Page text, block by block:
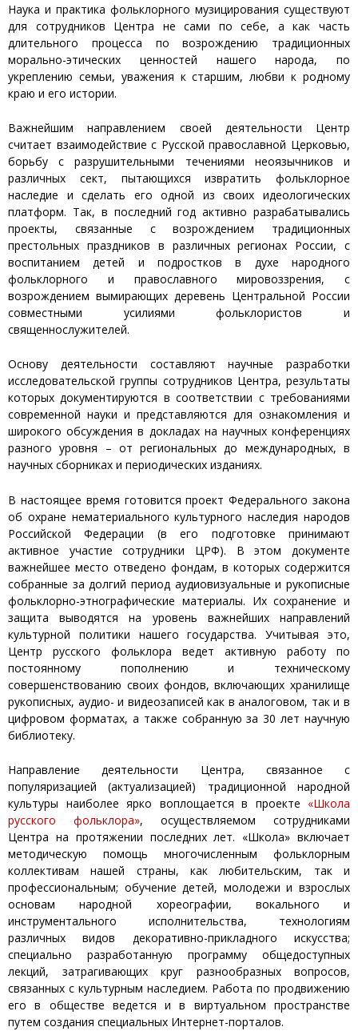
Наука и практика фольклорного музицирования существуют
для сотрудников Центра не сами по себе, а как часть
длительного процесса по возрождению традиционных
морально-этических ценностей нашего народа, по
укреплению семьи, уважения к старшим, любви к родному
краю и его истории.
Важнейшим направлением своей деятельности Центр
считает взаимодействие с Русской православной Церковью,
борьбу с разрушительными течениями неоязычников и
различных сект, пытающихся извратить фольклорное
наследие и сделать его одной из своих идеологических
платформ. Так, в последний год активно разрабатывались
проекты, связанные с возрождением традиционных
престольных праздников в различных регионах России, с
воспитанием детей и подростков в духе народного
фольклорного и православного мировоззрения, с
возрождением вымирающих деревень Центральной России
совместными усилиями фольклористов и
священнослужителей.
Основу деятельности составляют научные разработки
исследовательской группы сотрудников Центра, результаты
которых документируются в соответствии с требованиями
современной науки и представляются для ознакомления и
широкого обсуждения в докладах на научных конференциях
разного уровня – от региональных до международных, в
научных сборниках и периодических изданиях.
В настоящее время готовится проект Федерального закона
об охране нематериального культурного наследия народов
Российской Федерации (в его подготовке принимают
активное участие сотрудники ЦРФ). В этом документе
важнейшее место отведено фондам, в которых содержится
собранные за долгий период аудиовизуальные и рукописные
фольклорно-этнографические материалы. Их сохранение и
защита выводятся на уровень важнейших направлений
культурной политики нашего государства. Учитывая это,
Центр русского фольклора ведет активную работу по
постоянному пополнению и техническому
совершенствованию своих фондов, включающих хранилище
рукописных, аудио- и видеозаписей как в аналоговом, так и в
цифровом форматах, а также собранную за 30 лет научную
библиотеку.
Направление деятельности Центра, связанное с
популяризацией (актуализацией) традиционной народной
культуры наиболее ярко воплощается в проекте «Школа
русского фольклора», осуществляемом сотрудниками
Центра на протяжении последних лет. «Школа» включает
методическую помощь многочисленным фольклорным
коллективам нашей страны, как любительским, так и
профессиональным; обучение детей, молодежи и взрослых
основам народной хореографии, вокального и
инструментального исполнительства, технологиям
различных видов декоративно-прикладного искусства;
специально разработанную программу общедоступных
лекций, затрагивающих круг разнообразных вопросов,
связанных с культурным наследием. Работа по продвижению
его в обществе ведется и в виртуальном пространстве
путем создания специальных Интернет-порталов.